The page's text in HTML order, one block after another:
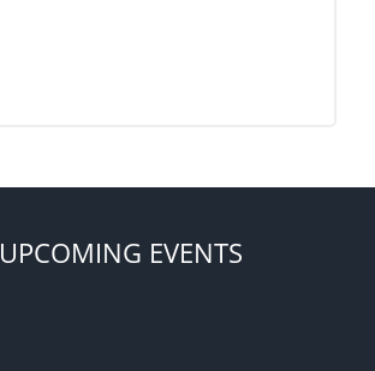
UPCOMING EVENTS